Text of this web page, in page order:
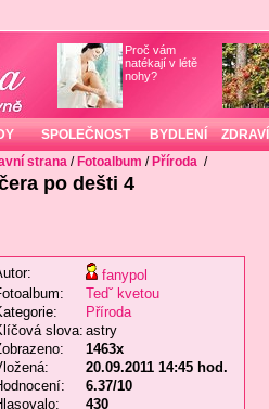
Proč vám
natékají v létě
nohy?
SPOLEČNOST BYDLENÍ ZDRAVÍ
strana / Fotoalbum / Příroda /
po dešti 4
fanypol
Tedˇ kvetou
Příroda
slova: astry
1463x
20.09.2011 14:45 hod.
6.37/10
430